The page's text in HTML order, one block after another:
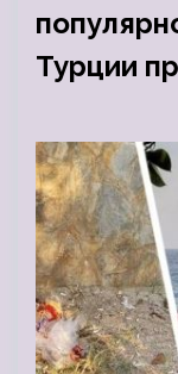
Турции